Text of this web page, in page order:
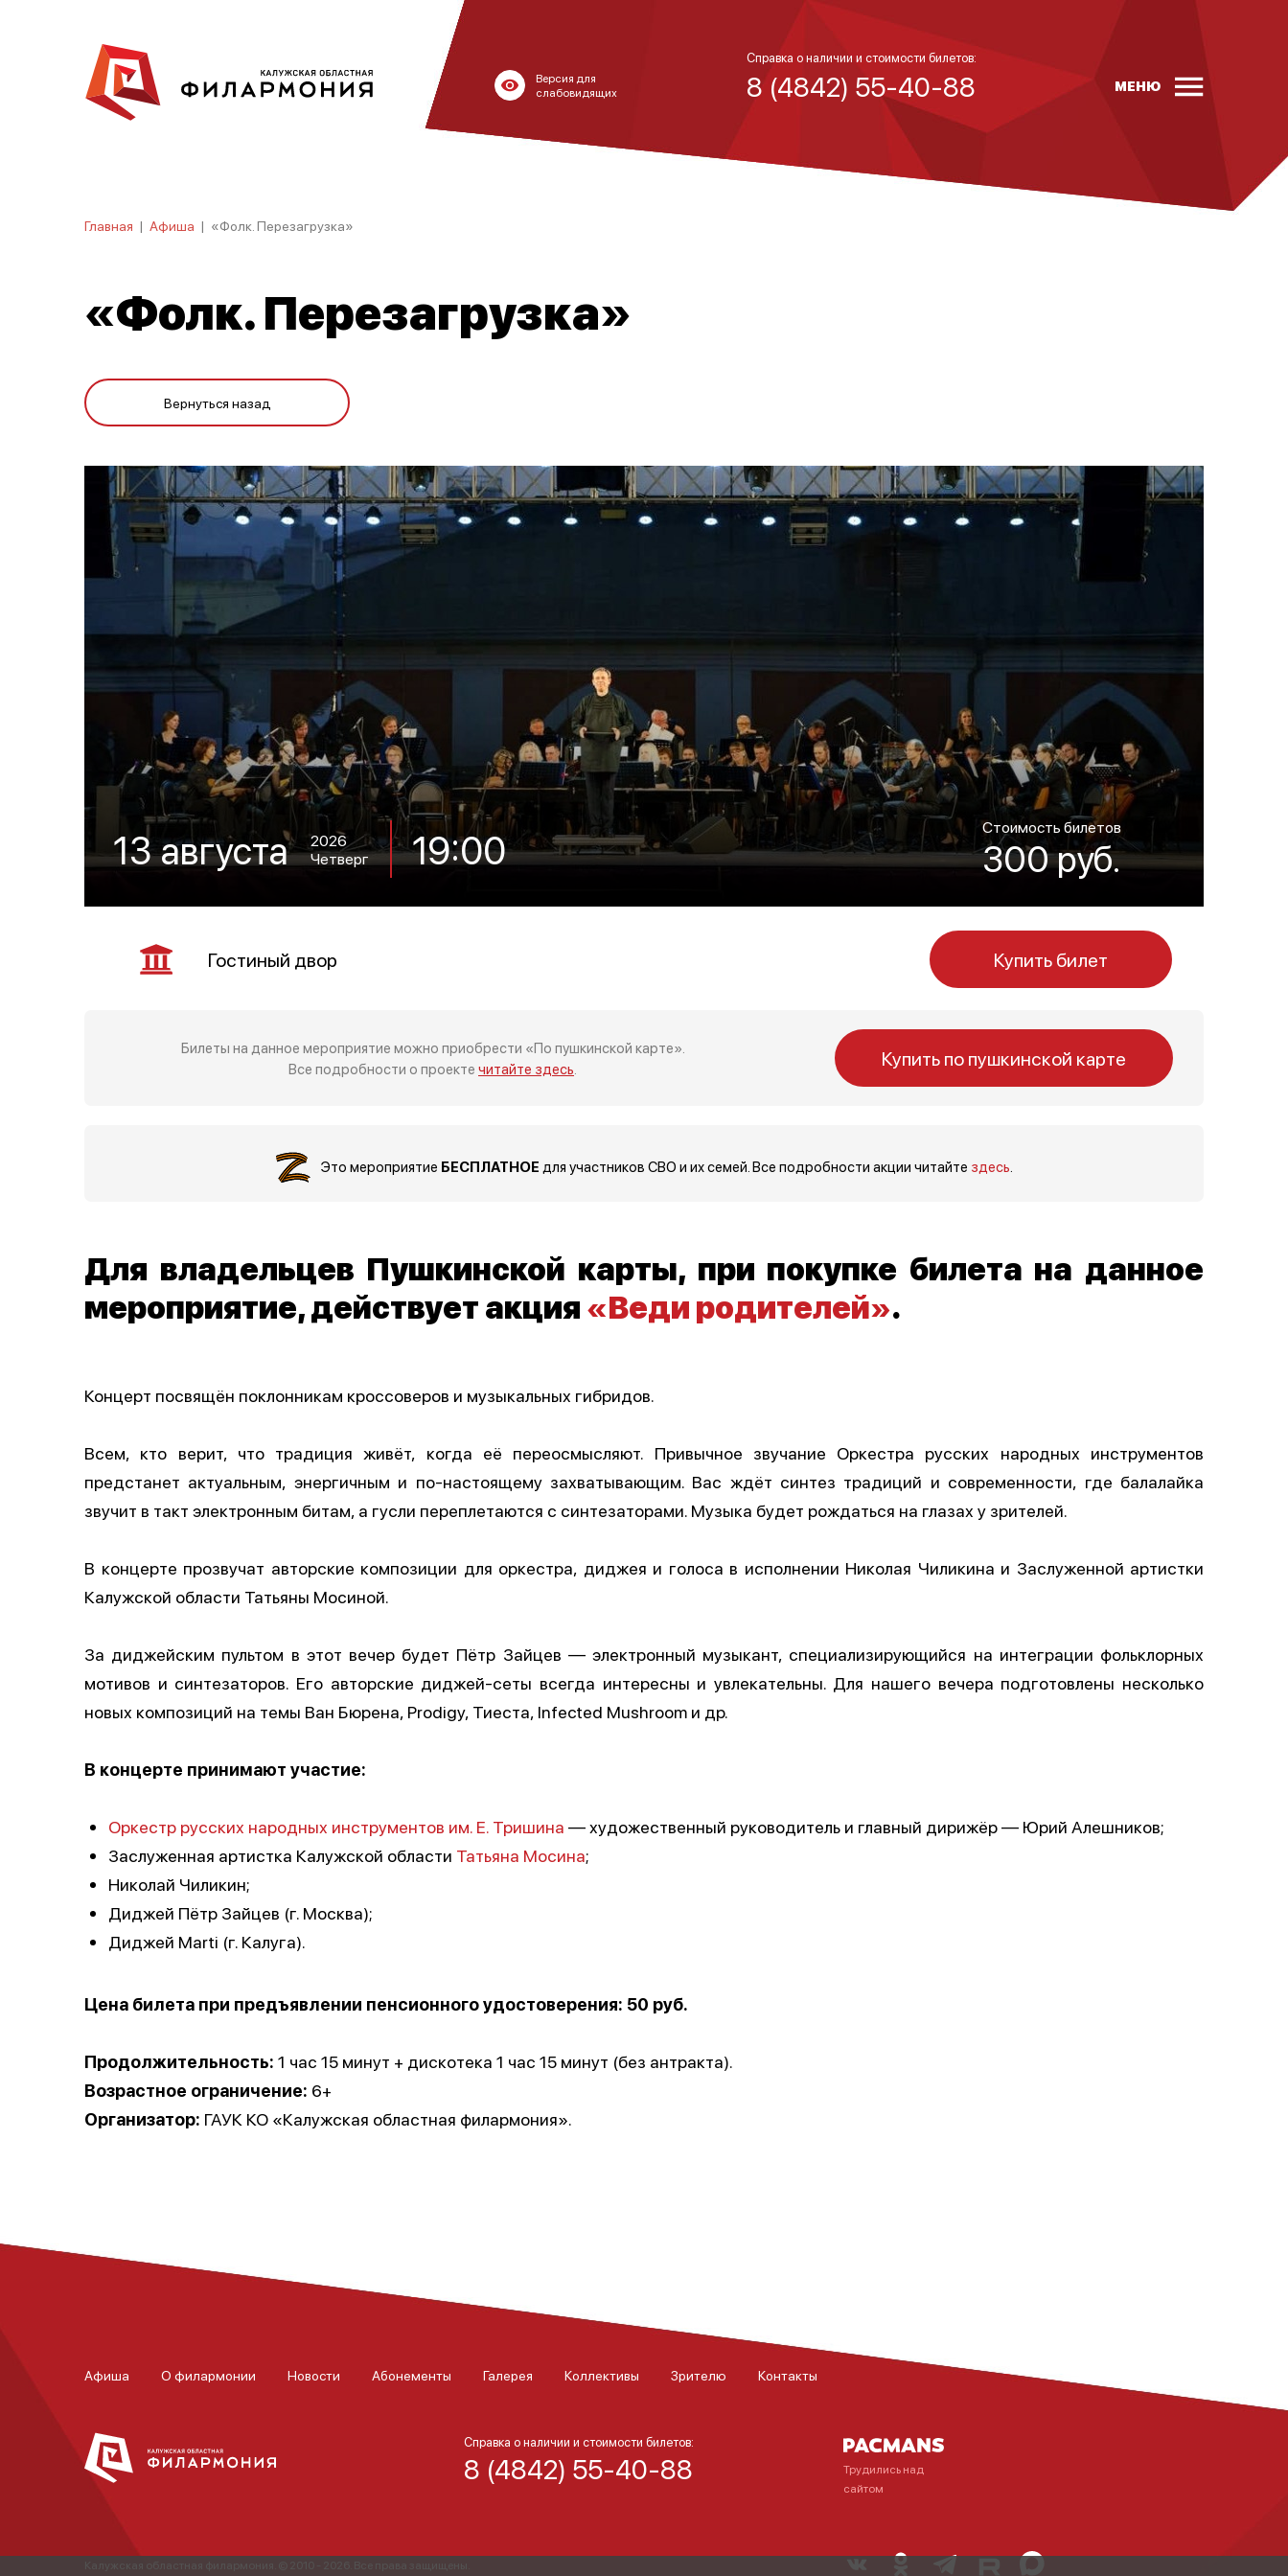
Версия для
слабовидящих
Справка о наличии и стоимости билетов:
8 (4842) 55-40-88 МЕНЮ
Главная | Афиша | «Фолк. Перезагрузка»
«Фолк. Перезагрузка»
Вернуться назад
13 августа
2026
Четверг
19:00 Стоимость билетов
300 руб.
Гостиный двор Купить билет
Билеты на данное мероприятие можно приобрести «По пушкинской карте».
Все подробности о проекте читайте здесь. Купить по пушкинской карте
Это мероприятие БЕСПЛАТНОЕ для участников СВО и их семей. Все подробности акции читайте здесь
Для владельцев Пушкинской карты, при покупке билета на данное
мероприятие, действует акция«Веди родителей».
Концерт посвящён поклонникам кроссоверов и музыкальных гибридов.
Всем, кто верит, что традиция живёт, когда её переосмысляют. Привычное звучание Оркестра русских народных инструментов
предстанет актуальным, энергичным и по-настоящему захватывающим. Вас ждёт синтез традиций и современности, где балалайка
звучит в такт электронным битам, а гусли переплетаются с синтезаторами. Музыка будет рождаться на глазах у зрителей.
В концерте прозвучат авторские композиции для оркестра, диджея и голоса в исполнении Николая Чиликина и Заслуженной артистки
Калужской области Татьяны Мосиной.
За диджейским пультом в этот вечер будет Пётр Зайцев — электронный музыкант, специализирующийся на интеграции фольклорных
мотивов и синтезаторов. Его авторские диджей-сеты всегда интересны и увлекательны. Для нашего вечера подготовлены несколько
новых композиций на темы Ван Бюрена, Prodigy, Тиеста, Infected Mushroom и др.
В концерте принимают участие:
Оркестр русских народных инструментов им. Е. Тришина — художественный руководитель и главный дирижёр — Юрий Алешников;
Заслуженная артистка Калужской области Татьяна Мосина;
Николай Чиликин;
Диджей Пётр Зайцев (г. Москва);
Диджей Marti (г. Калуга).
Цена билета при предъявлении пенсионного удостоверения: 50 руб.
Продолжительность: 1 час 15 минут + дискотека 1 час 15 минут (без антракта).
Возрастное ограничение: 6+
Организатор: ГАУК КО «Калужская областная филармония».
Афиша О филармонии Новости Абонементы Галерея Коллективы Зрителю Контакты
Справка о наличии и стоимости билетов:
8 (4842) 55-40-88
Трудились над
сайтом